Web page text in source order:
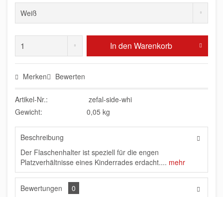
In den Warenkorb
Merken Bewerten
Artikel-Nr.:
zefal-side-whi
Gewicht:
0,05 kg
Beschreibung
Der Flaschenhalter ist speziell für die engen
Platzverhältnisse eines Kinderrades erdacht.... mehr
Bewertungen
0